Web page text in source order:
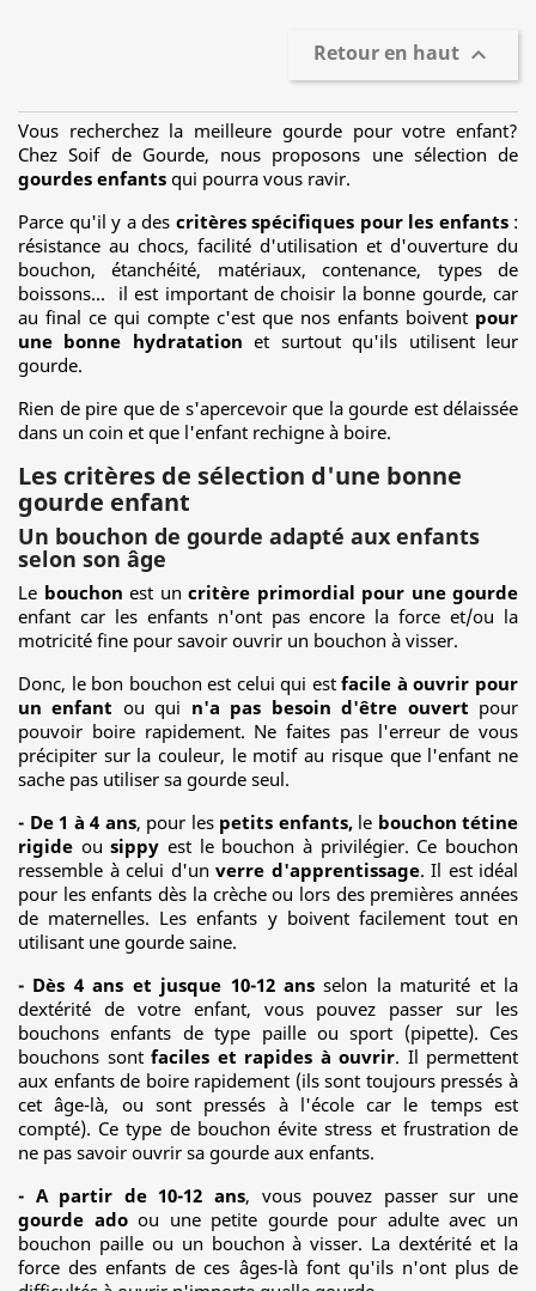
Retour en haut 
Vous recherchez la meilleure gourde pour votre enfant?
Chez Soif de Gourde, nous proposons une sélection de
gourdes enfants qui pourra vous ravir.
Parce qu'il y a des critères spécifiques pour les enfants:
résistance au chocs, facilité d'utilisation et d'ouverture du
bouchon, étanchéité, matériaux, contenance, types de
boissons... il est important de choisir la bonne gourde, car
au final ce qui compte c'est que nos enfants boivent pour
une bonne hydratation et surtout qu'ils utilisent leur
gourde.
Rien de pire que de s'apercevoir que la gourde est délaissée
dans un coin et que l'enfant rechigne à boire.
Les critères de sélection d'une bonne
gourde enfant
Un bouchon de gourde adapté aux enfants
selon son âge
Le bouchon est un critère primordial pour une gourde
enfant car les enfants n'ont pas encore la force et/ou la
motricité fine pour savoir ouvrir un bouchon à visser.
Donc, le bon bouchon est celui qui estfacile à ouvrir pour
un enfant ou qui n'a pas besoin d'être ouvert pour
pouvoir boire rapidement. Ne faites pas l'erreur de vous
précipiter sur la couleur, le motif au risque que l'enfant ne
sache pas utiliser sa gourde seul.
- De 1 à 4 ans, pour les petits enfants, le bouchon tétine
rigide ousippy est le bouchon à privilégier. Ce bouchon
ressemble à celui d'un verre d'apprentissage. Il est idéal
pour les enfants dès la crèche ou lors des premières années
de maternelles. Les enfants y boivent facilement tout en
utilisant une gourde saine.
- Dès 4 ans et jusque 10-12 ansselon la maturité et la
dextérité de votre enfant, vous pouvez passer sur les
bouchons enfants de type paille ou sport (pipette). Ces
bouchons sont faciles et rapides à ouvrir. Il permettent
aux enfants de boire rapidement (ils sont toujours pressés à
cet âge-là, ou sont pressés à l'école car le temps est
compté). Ce type de bouchon évite stress et frustration de
ne pas savoir ouvrir sa gourde aux enfants.
- A partir de 10-12 ans, vous pouvez passer sur une
gourde adoou une petite gourde pour adulte avec un
bouchon paille ou un bouchon à visser. La dextérité et la
force des enfants de ces âges-là font qu'ils n'ont plus de